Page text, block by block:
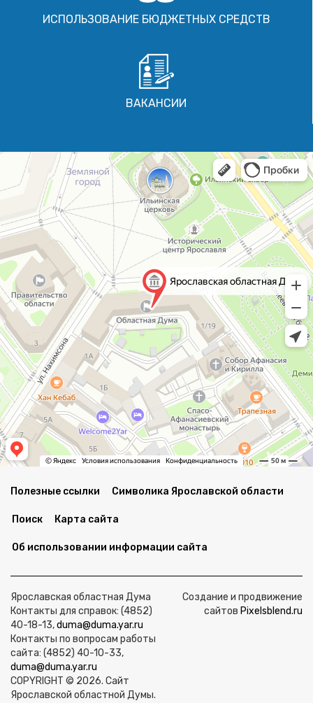
ИСПОЛЬЗОВАНИЕ БЮДЖЕТНЫХ СРЕДСТВ
ВАКАНСИИ
Полезные ссылки Символика Ярославской области
Поиск Карта сайта
Об использовании информации сайта
Ярославская областная Дума
Контакты для справок: (4852)
40-18-13,duma@duma.yar.ru
Контакты по вопросам работы
сайта: (4852) 40-10-33,
duma@duma.yar.ru
COPYRIGHT © 2026. Сайт
Ярославской областной Думы.
Создание и продвижение
сайтов Pixelsblend.ru